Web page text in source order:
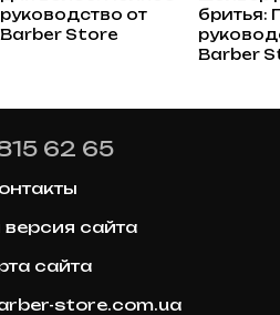
руководство от
Barber Store
бритья:
Barber
62 65
сайта
сайта
store.com.ua